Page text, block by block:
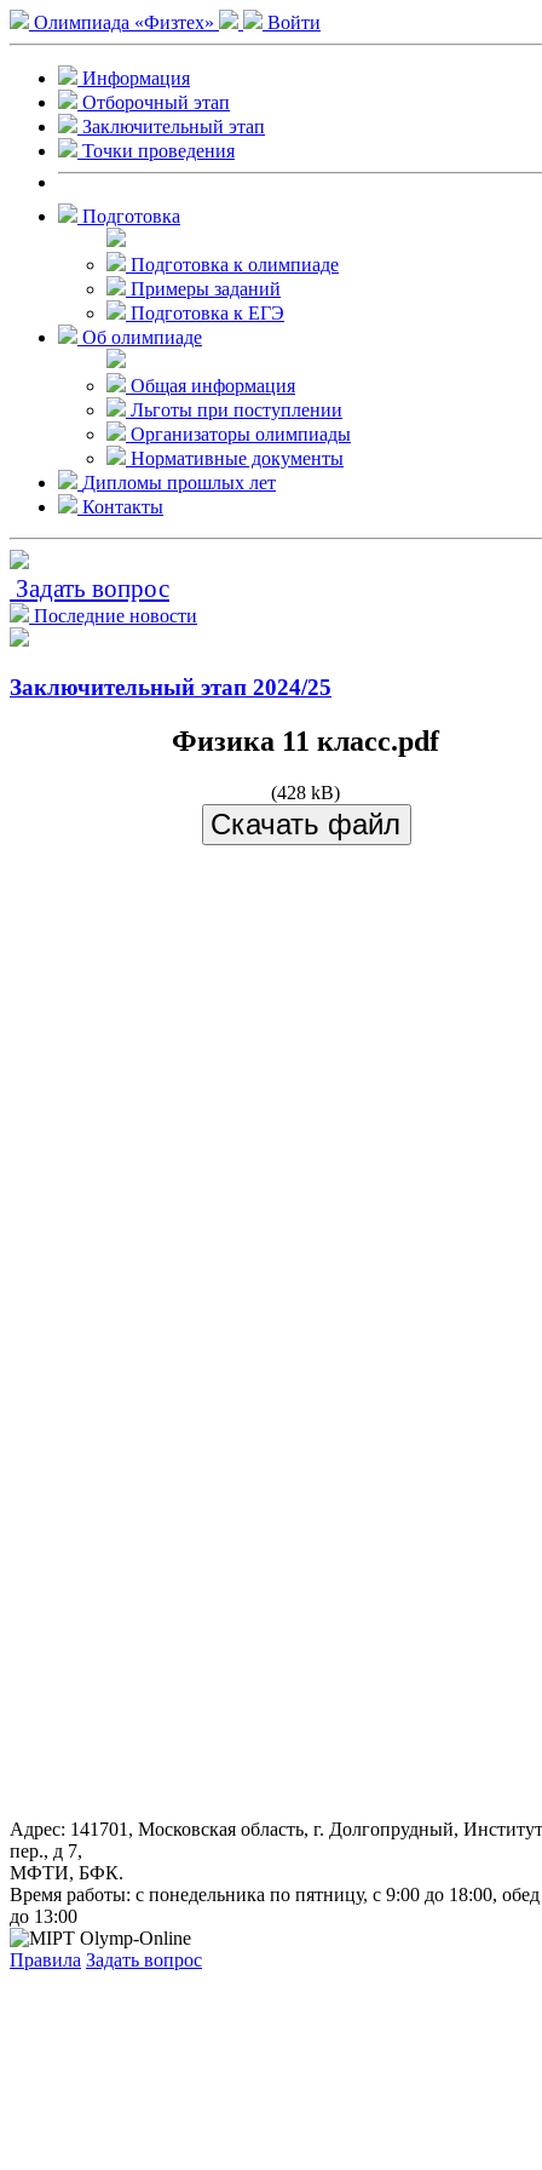
Олимпиада «Физтех» Войти
Информация
Отборочный этап
Заключительный этап
Точки проведения
Подготовка
Подготовка к олимпиаде
Примеры заданий
Подготовка к ЕГЭ
Об олимпиаде
Общая информация
Льготы при поступлении
Организаторы олимпиады
Нормативные документы
Дипломы прошлых лет
Контакты
Задать вопрос
Последние новости
Заключительный этап 2024/25
Физика 11 класс.pdf
(428 kB)
Скачать файл
Адрес: 141701, Московская область, г. Долгопрудный,
пер., д 7,
МФТИ, БФК.
Время работы: с понедельника по пятницу, с 9:00 до 18:00,
до 13:00
Правила Задать вопрос